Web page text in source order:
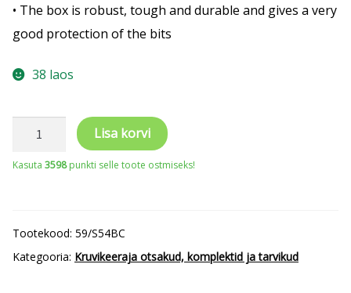
• The box is robust, tough and durable and gives a very
good protection of the bits
38 laos
VärvikoodidegaLisa korvi
Kasuta 3598punkti selle toote ostmiseks!
Tootekood: 59/S54BC
Kategooria: Kruvikeeraja otsakud, komplektid ja tarvikud